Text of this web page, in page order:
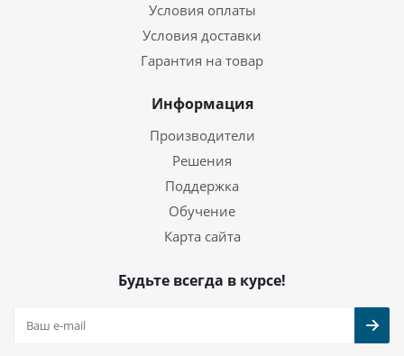
Условия оплаты
Условия доставки
Гарантия на товар
Информация
Производители
Решения
Поддержка
Обучение
Карта сайта
Будьте всегда в курсе!